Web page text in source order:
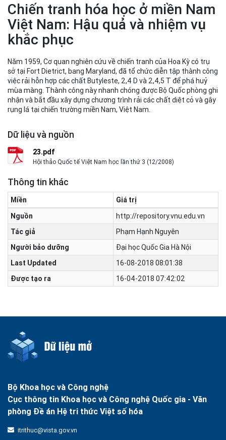
Chiến tranh hóa học ở miền Nam
Việt Nam: Hậu quả và nhiệm vụ
khắc phục
Năm 1959, Cơ quan nghiên cứu về chiến tranh của Hoa Kỳ có trụ
sở tại Fort Dietrict, bang Maryland, đã tổ chức diễn tập thành công
việc rải hỗn hợp các chất Butyleste, 2,4 D và 2,4,5 T để phá huỷ
mùa màng. Thành công này nhanh chóng được Bộ Quốc phòng ghi
nhận và bắt đầu xây dựng chương trình rải các chất diệt cỏ và gây
rụng lá tại chiến trường miền Nam, Việt Nam.
Dữ liệu và nguồn
23.pdf
Hội thảo Quốc tế Việt Nam học lần thứ 3 (12/2008)
Thông tin khác
Miền
Giá trị
Nguồn
http://repository.vnu.edu.vn
Tác giả
Phạm Hạnh Nguyên
Người bảo dưỡng
Đại học Quốc Gia Hà Nội
Last Updated
16-08-2018 08:01:38
Được tạo ra
16-04-2018 07:42:02
Bộ Khoa học và Công nghệ
Cục thông tin Khoa học và Công nghệ Quốc gia - Văn
phòng Đề án Hệ tri thức Việt số hóa
itrithuc@vista.gov.vn